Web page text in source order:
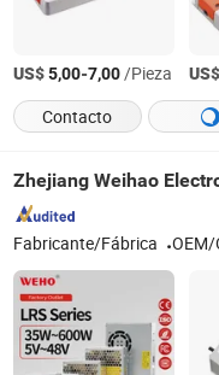
US$5,00-7,00/Pieza US$
Contacto
Zhejiang Weihao
Fabricante/Fábrica OEM/